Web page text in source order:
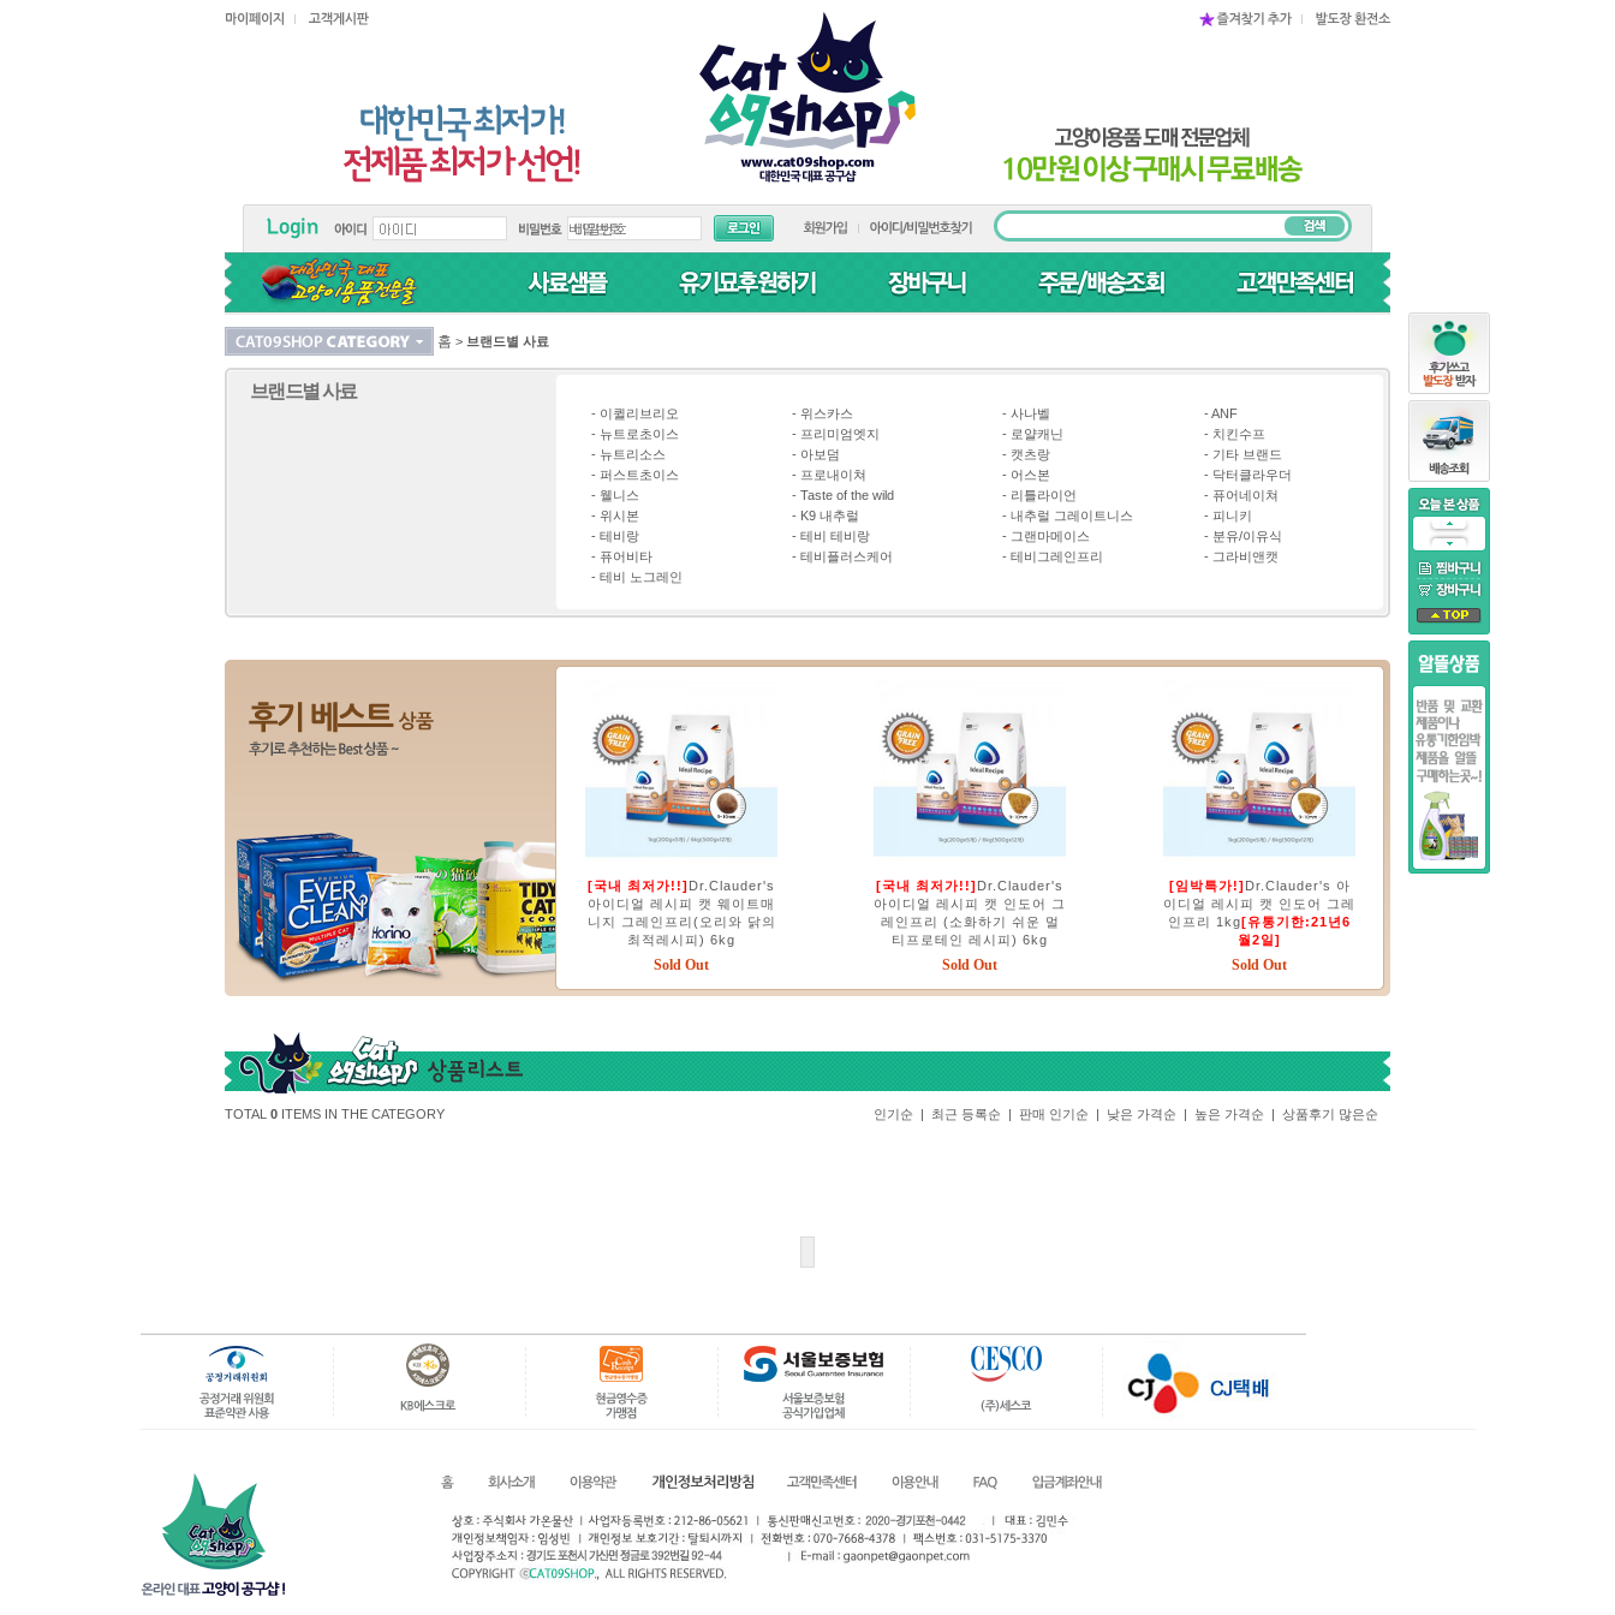
홈 > 브랜드별 사료
브랜드별 사료
- 이퀼리브리오 - 위스카스 - 사나벨 -ANF
- 뉴트로초이스 - 프리미엄엣지 - 로얄캐닌 - 치킨수프
- 뉴트리소스 - 아보덤 - 캣츠랑 - 기타 브랜드
- 퍼스트초이스 - 프로내이쳐 - 어스본 - 닥터클라우더
- 웰니스 - Taste of the wild - 리틀라이언 - 퓨어네이쳐
- 위시본 - K9 내추럴 - 내추럴 그레이트니스 - 피니키
- 테비랑 - 테비 테비랑 - 그랜마메이스 - 분유/이유식
- 퓨어비타 - 테비플러스케어 - 테비그레인프리 - 그라비앤캣
- 테비 노그레인
[국내 최저가!!] Dr.Clauder's
아이디얼 레시피 캣 웨이트매
니지 그레인프리(오리와 닭의
최적레시피) 6kg
Sold Out
[국내 최저가!!] Dr.Clauder's
아이디얼 레시피 캣 인도어 그
레인프리 (소화하기 쉬운 멀
티프로테인 레시피) 6kg
Sold Out
[임박특가!] Dr.Clauder's 아
이디얼 레시피 캣 인도어 그레
인프리 1kg[유통기한:21년6
월2일]
Sold Out
TOTAL 0 ITEMS IN THE CATEGORY 인기순 | 최근 등록순 | 판매 인기순 | 낮은 가격순 | 높은 가격순 | 상품후기 많은순